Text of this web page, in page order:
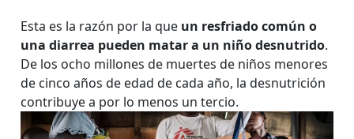
Esta es la razón por la que un resfriado común o
una diarrea pueden matar a un niño desnutrido.
De los ocho millones de muertes de niños menores
de cinco años de edad de cada año, la desnutrición
contribuye a por lo menos un tercio.